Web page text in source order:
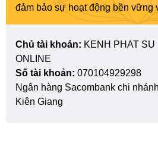
đảm bảo sự hoạt động bền vững
Chủ tài khoản: KENH PHAT SU
ONLINE
Số tài khoản: 070104929298
Ngân hàng Sacombank chi nhánh
Kiên Giang